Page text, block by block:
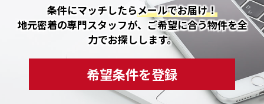
条件にマッチしたらメールでお届け！
地元密着の専門スタッフが、ご希望に合う物件を全
力でお探しします。
希望条件を登録